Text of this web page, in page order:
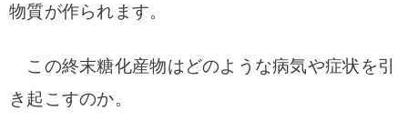
物質が作られます。
この終末糖化産物はどのような病気や症状を引
き起こすのか。